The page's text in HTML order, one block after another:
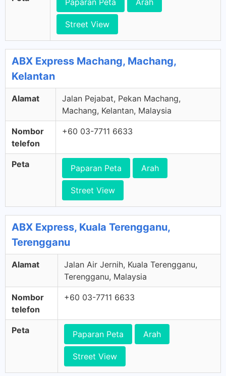
Paparan Peta Arah
Street View
ABX Express Machang, Machang,
Kelantan
Alamat
Jalan Pejabat, Pekan Machang,
Machang, Kelantan, Malaysia
Nombor
telefon
+60 03-7711 6633
Peta Paparan Peta Arah
Street View
ABX Express, Kuala Terengganu,
Terengganu
Alamat
Jalan Air Jernih, Kuala Terengganu,
Terengganu, Malaysia
Nombor
telefon
+60 03-7711 6633
Peta Paparan Peta Arah
Street View